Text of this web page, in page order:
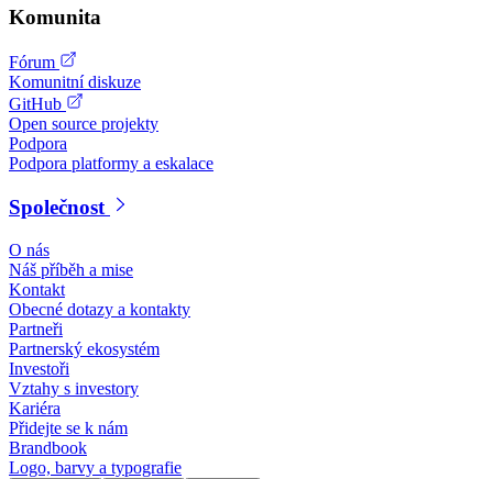
Komunita
Fórum
Komunitní diskuze
GitHub
Open source projekty
Podpora
Podpora platformy a eskalace
Společnost
O nás
Náš příběh a mise
Kontakt
Obecné dotazy a kontakty
Partneři
Partnerský ekosystém
Investoři
Vztahy s investory
Kariéra
Přidejte se k nám
Brandbook
Logo, barvy a typografie